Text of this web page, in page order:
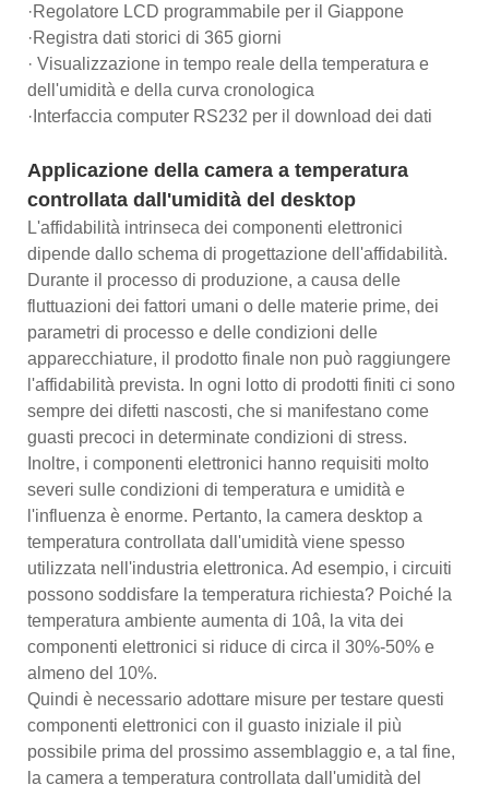
·Regolatore LCD programmabile per il Giappone
·Registra dati storici di 365 giorni
· Visualizzazione in tempo reale della temperatura e
dell'umidità e della curva cronologica
·Interfaccia computer RS232 per il download dei dati
Applicazione della camera a temperatura
controllata dall'umidità del desktop
L'affidabilità intrinseca dei componenti elettronici
dipende dallo schema di progettazione dell'affidabilità.
Durante il processo di produzione, a causa delle
fluttuazioni dei fattori umani o delle materie prime, dei
parametri di processo e delle condizioni delle
apparecchiature, il prodotto finale non può raggiungere
l'affidabilità prevista. In ogni lotto di prodotti finiti ci sono
sempre dei difetti nascosti, che si manifestano come
guasti precoci in determinate condizioni di stress.
Inoltre, i componenti elettronici hanno requisiti molto
severi sulle condizioni di temperatura e umidità e
l'influenza è enorme. Pertanto, la camera desktop a
temperatura controllata dall'umidità viene spesso
utilizzata nell'industria elettronica. Ad esempio, i circuiti
possono soddisfare la temperatura richiesta? Poiché la
temperatura ambiente aumenta di 10â, la vita dei
componenti elettronici si riduce di circa il 30%-50% e
almeno del 10%.
Quindi è necessario adottare misure per testare questi
componenti elettronici con il guasto iniziale il più
possibile prima del prossimo assemblaggio e, a tal fine,
la camera a temperatura controllata dall'umidità del